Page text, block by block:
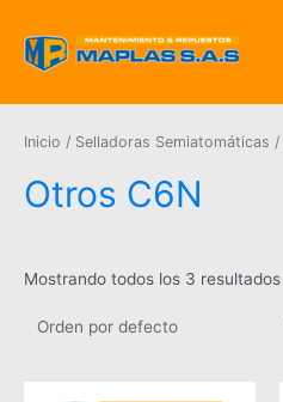
Inicio / Selladoras Semiatomáticas /
Otros C6N
Mostrando todos los 3 resultados